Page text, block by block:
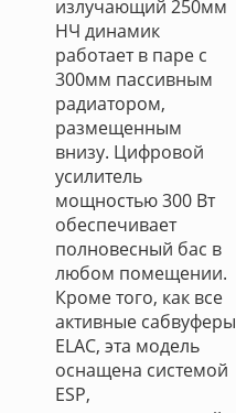
излучающий 250мм
НЧ динамик
работает в паре с
300мм пассивным
радиатором,
размещенным
внизу. Цифровой
усилитель
мощностью 300 Вт
обеспечивает
полновесный бас в
любом помещении.
Кроме того, как все
активные сабвуферы
ELAC, эта модель
оснащена системой
ESP,